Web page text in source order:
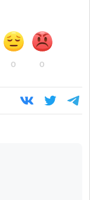
0 0